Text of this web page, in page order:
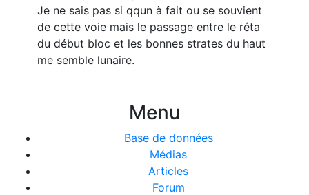
Je ne sais pas si qqun à fait ou se souvient
de cette voie mais le passage entre le réta
du début bloc et les bonnes strates du haut
me semble lunaire.
Menu
Base de données
Médias
Articles
Forum